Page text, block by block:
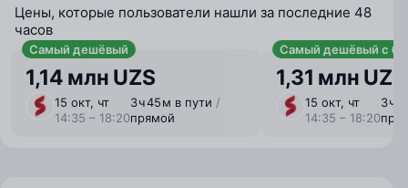
Цены, которые пользователи нашли за последние 48
часов
Самый дешёвый
1,14 млн UZS
15 окт, чт
14:35 – 18:20
3 ⁠ч 45 ⁠м в пути /
прямой
Самый дешёвый с
1,31 млн UZS
15 окт, чт
14:35 – 18:20
3 ⁠ч